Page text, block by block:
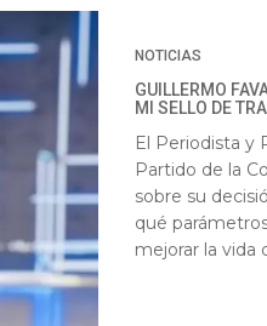
NOTICIAS
GUILLERMO
MI SELLO DE
El Periodista y
Partido de la
sobre su
qué
mejorar la vida